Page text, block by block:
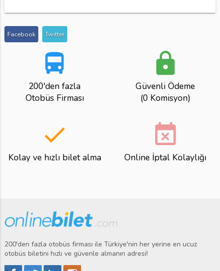
Facebook Twitter
directions_bus
200'den fazla
Otobüs Firması
lock
Güvenli Ödeme
(0 Komisyon)
done
Kolay ve hızlı bilet alma
event_busy
Online İptal Kolaylığı
200'den fazla otobüs firması ile Türkiye'nin her yerine en ucuz
otobüs biletini hızlı ve güvenle almanın adresi!